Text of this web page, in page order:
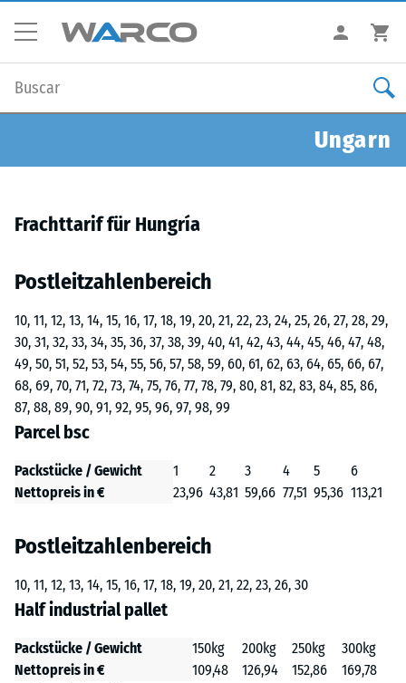
Ungarn
Frachttarif für Hungría
Postleitzahlenbereich
10, 11, 12, 13, 14, 15, 16, 17, 18, 19, 20, 21, 22, 23, 24, 25, 26, 27, 28, 29,
30, 31, 32, 33, 34, 35, 36, 37, 38, 39, 40, 41, 42, 43, 44, 45, 46, 47, 48,
49, 50, 51, 52, 53, 54, 55, 56, 57, 58, 59, 60, 61, 62, 63, 64, 65, 66, 67,
68, 69, 70, 71, 72, 73, 74, 75, 76, 77, 78, 79, 80, 81, 82, 83, 84, 85, 86,
87, 88, 89, 90, 91, 92, 95, 96, 97, 98, 99
Parcel bsc
Packstücke / Gewicht 1 2 3 4 5
6
Nettopreis in €
23,96 43,81 59,66 77,51 95,36 113,21
Postleitzahlenbereich
10, 11, 12, 13, 14, 15, 16, 17, 18, 19, 20, 21, 22, 23, 26, 30
Half industrial pallet
Packstücke / Gewicht 150kg 200kg 250kg
300kg
Nettopreis in €
109,48 126,94 152,86 169,78